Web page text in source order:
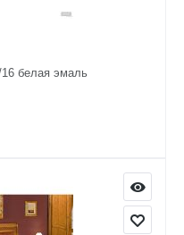
белая эмаль